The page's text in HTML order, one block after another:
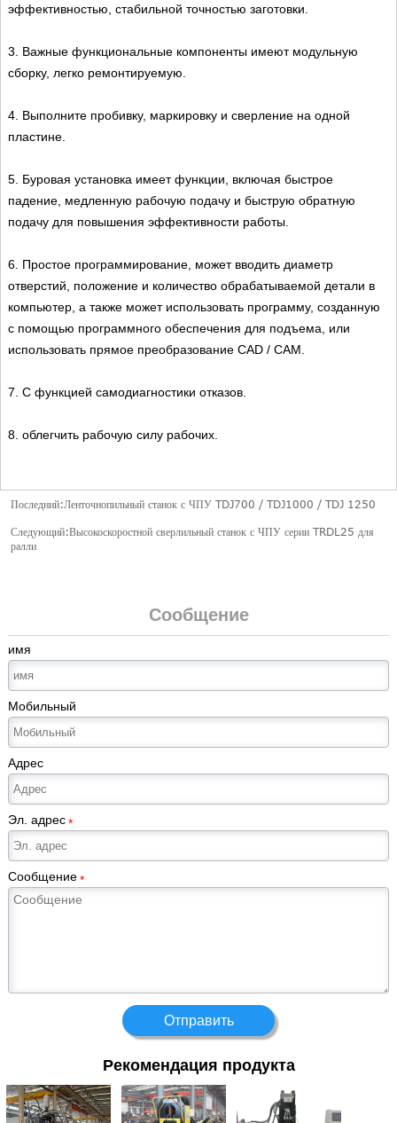
эффективностью, стабильной точностью заготовки.
3. Важные функциональные компоненты имеют модульную
сборку, легко ремонтируемую.
4. Выполните пробивку, маркировку и сверление на одной
пластине.
5. Буровая установка имеет функции, включая быстрое
падение, медленную рабочую подачу и быструю обратную
подачу для повышения эффективности работы.
6. Простое программирование, может вводить диаметр
отверстий, положение и количество обрабатываемой детали в
компьютер, а также может использовать программу, созданную
с помощью программного обеспечения для подъема, или
использовать прямое преобразование CAD / CAM.
7. С функцией самодиагностики отказов.
8. облегчить рабочую силу рабочих.
Последний:Ленточнопильный станок с ЧПУ TDJ700 / TDJ1000 / TDJ 1250
Следующий:Высокоскоростной сверлильный станок с ЧПУ серии TRDL25 для
ралли
Сообщение
имя
Мобильный
Адрес
Эл. адрес*
Сообщение*
Отправить
Рекомендация продукта